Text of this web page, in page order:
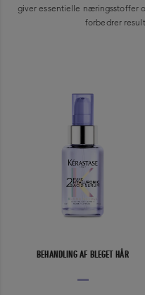
giver essentielle næringsstoffer
forbedrer
BEHANDLING AF BLEGET HÅR